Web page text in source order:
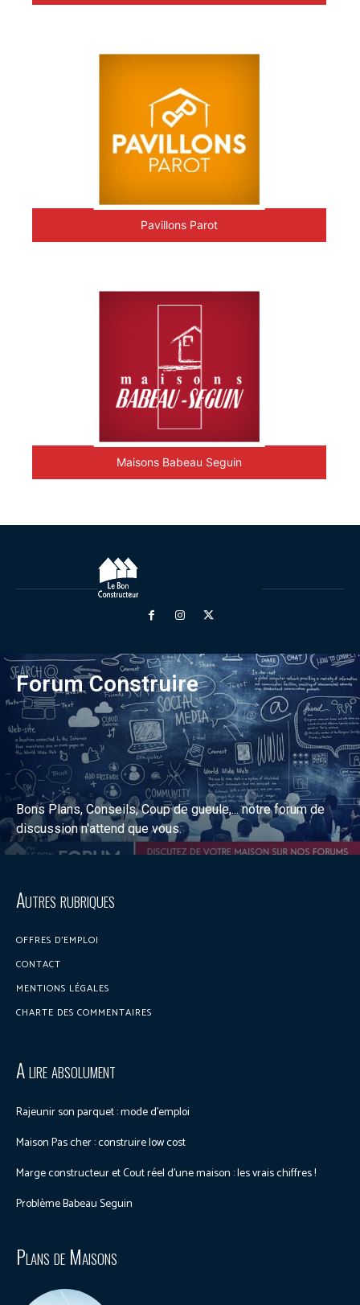
Pavillons Parot
Maisons Babeau Seguin
Forum Construire
Bons Plans, Conseils, Coup de gueule,... notre forum de
discussion n'attend que vous.
Autres rubriques
OFFRES D’EMPLOI
CONTACT
MENTIONS LÉGALES
CHARTE DES COMMENTAIRES
A lire absolument
Rajeunir son parquet : mode d’emploi
Maison Pas cher : construire low cost
Marge constructeur et Cout réel d’une maison : les vrais chiffres !
Problème Babeau Seguin
Plans de Maisons